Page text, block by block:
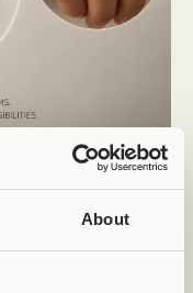
About
νέες